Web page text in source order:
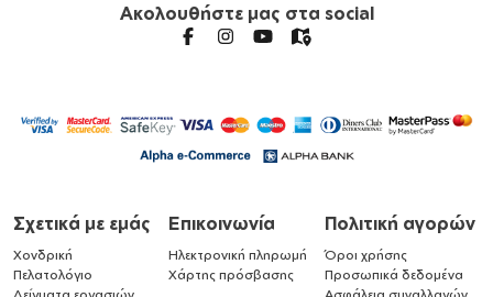
Ακολουθήστε μας στα social
Σχετικά με εμάς
Χονδρική
Πελατολόγιο
Επικοινωνία
Ηλεκτρονική πληρωμή
Χάρτης πρόσβασης
Πολιτική αγορών
Όροι χρήσης
Προσωπικά δεδομένα